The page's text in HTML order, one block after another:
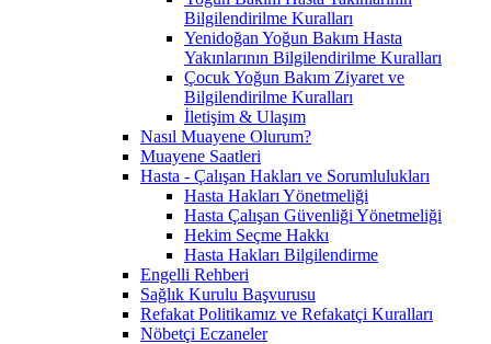
Bilgilendirilme Kuralları
Yenidoğan Yoğun Bakım Hasta
Yakınlarının Bilgilendirilme Kuralları
Çocuk Yoğun Bakım Ziyaret ve
Bilgilendirilme Kuralları
İletişim & Ulaşım
Nasıl Muayene Olurum?
Muayene Saatleri
Hasta - Çalışan Hakları ve Sorumlulukları
Hasta Hakları Yönetmeliği
Hasta Çalışan Güvenliği Yönetmeliği
Hekim Seçme Hakkı
Hasta Hakları Bilgilendirme
Engelli Rehberi
Sağlık Kurulu Başvurusu
Refakat Politikamız ve Refakatçi Kuralları
Nöbetçi Eczaneler